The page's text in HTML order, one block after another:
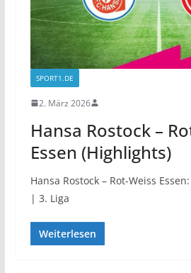
SPORT1.DE
2. März 2026
Hansa Rostock –
Essen (Highlights)
Hansa Rostock – Rot-Weiss
| 3. Liga
Weiterlesen